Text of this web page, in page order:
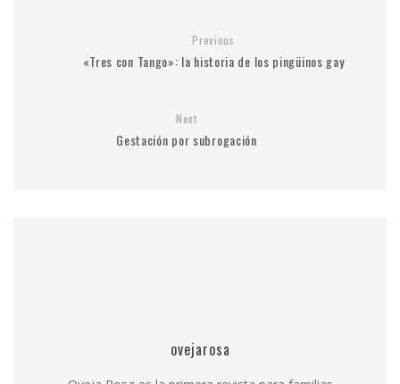
Previous
«Tres con Tango»: la historia de los pingüinos gay
Next
Gestación por subrogación
ovejarosa